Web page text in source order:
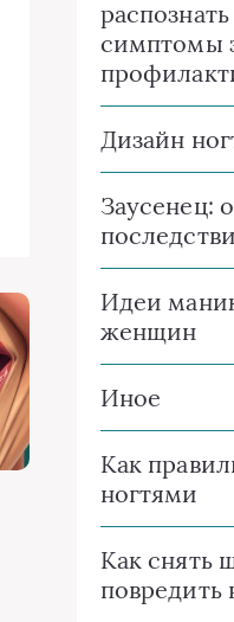
симптомы
Дизайн
Заусенец:
Идеи
женщин
Иное
Как
ногтями
Как снять
повредить